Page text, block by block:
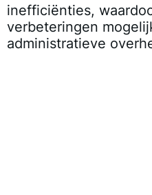
inefficiënties,
verbeteringen
administratieve